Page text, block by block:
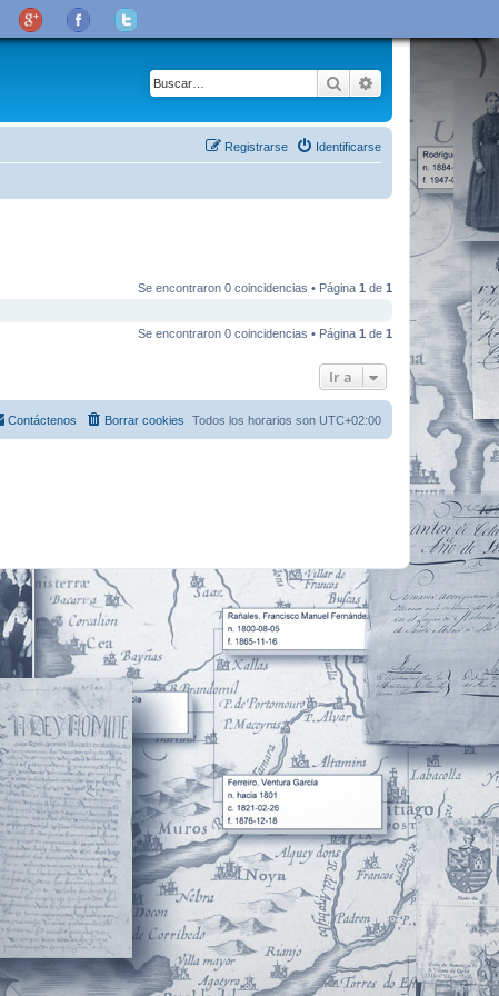
Buscar Búsqueda
Identificarse
Registrarse
Se encontraron 0 coincidencias • Página 1 de 1
Se encontraron 0 coincidencias • Página 1 de 1
Ir a
Todos los horarios son UTC+02:00
Borrar cookies
Contáctenos